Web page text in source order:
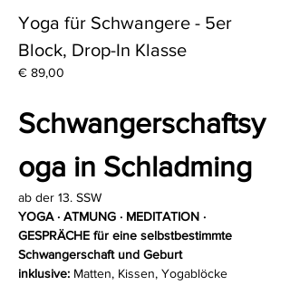
Yoga für Schwangere - 5er
Block, Drop-In Klasse
€ 89,00
Schwangerschaftsy
oga in Schladming
ab der 13. SSW
YOGA · ATMUNG · MEDITATION ·
GESPRÄCHE für eine selbstbestimmte
Schwangerschaft und Geburt
inklusive: Matten, Kissen, Yogablöcke